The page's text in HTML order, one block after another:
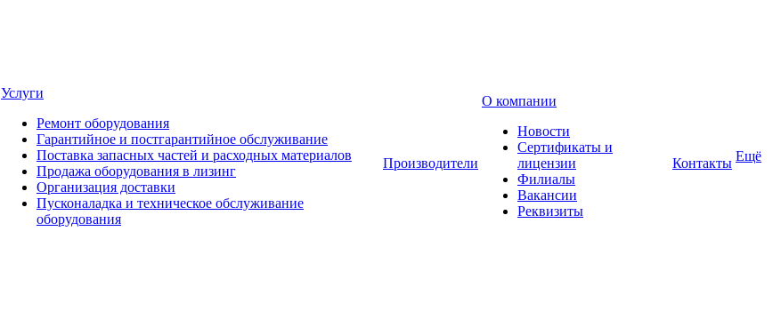
Услуги
Ремонт оборудования
Гарантийное и постгарантийное обслуживание
Поставка запасных частей и расходных материалов
Продажа оборудования в лизинг
Организация доставки
Пусконаладка и техническое обслуживание
оборудования
Производители
О компании
Новости
Сертификаты и
лицензии
Филиалы
Вакансии
Реквизиты
Контакты Ещё